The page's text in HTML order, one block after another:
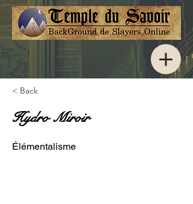
< Back
Hydro Miroir
Élémentalisme